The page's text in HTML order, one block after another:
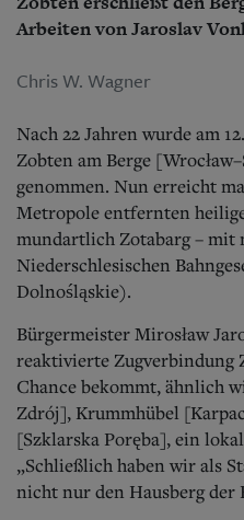
Arbeiten von Jaroslav
Chris W. Wagner
Nach 22 Jahren wurde am
Zobten am Berge
genommen. Nun erreicht
Metropole entfernten
mundartlich Zotabarg – mit
Niederschlesischen
Dolnośląskie).
Bürgermeister Mirosław
reaktivierte Zugverbindung
Chance bekommt, ähnlich
Zdrój], Krummhübel
[Szklarska Poręba], ein
„Schließlich haben wir als
nicht nur den Hausberg der